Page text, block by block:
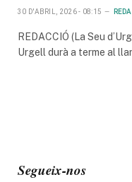
30 D'ABRIL, 2026 - 08:15
REDACCIÓ (La Seu
Urgell durà a terme al
Segueix-nos